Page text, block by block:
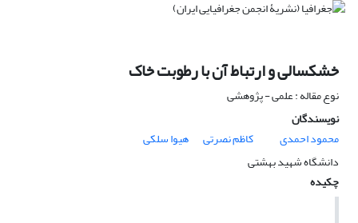
خشکسالی و ارتباط آن با رطوبت خاک
نوع مقاله : علمی - پژوهشی
نویسندگان
محمود احمدی
کاظم نصرتی
هیوا سلکی
دانشگاه شهید بهشتی
چکیده